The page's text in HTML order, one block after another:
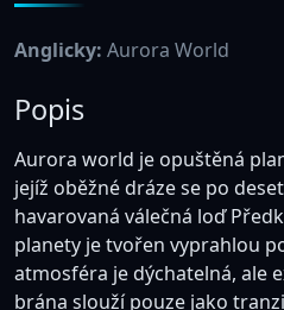
Anglicky: Aurora World
Popis
Aurora world je opuštěná
jejíž oběžné dráze se po
havarovaná válečná loď
planety je tvořen vyprahlou
atmosféra je dýchatelná, ale
brána slouží pouze jako